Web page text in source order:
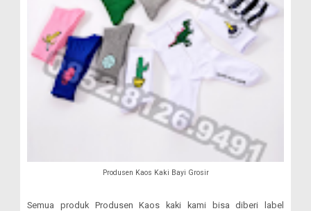
Produsen Kaos Kaki Bayi Grosir
Semua produk Produsen Kaos kaki kami bisa diberi label